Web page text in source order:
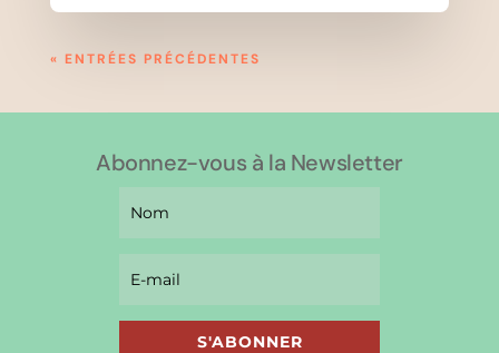
« ENTRÉES PRÉCÉDENTES
Abonnez-vous à la Newsletter
S'ABONNER